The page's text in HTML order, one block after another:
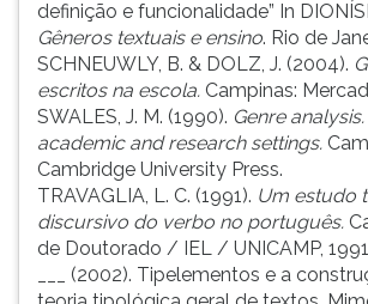
definição e funcionalidade” In
Gêneros textuais e ensino. Rio de
SCHNEUWLY, B. & DOLZ, J. (2004).
escritos na escola. Campinas:
SWALES, J. M. (1990). Genre
academic and research settings.
Cambridge University Press.
TRAVAGLIA, L. C. (1991). Um estudo
discursivo do verbo no português.
de Doutorado / IEL / UNICAMP,
___ (2002). Tipelementos e a